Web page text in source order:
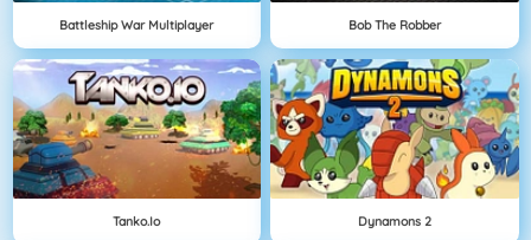
Battleship War Multiplayer Bob The Robber
Tanko.io Dynamons 2